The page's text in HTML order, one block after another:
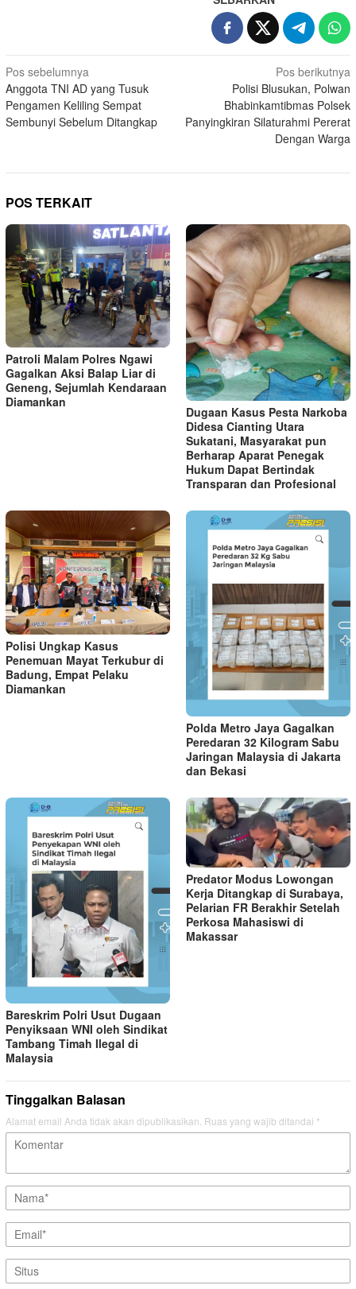
Navigasi
pos
Pos sebelumnya
Anggota TNI AD yang Tusuk
Pengamen Keliling Sempat
Sembunyi Sebelum Ditangkap
Pos berikutnya
Polisi Blusukan, Polwan
Bhabinkamtibmas Polsek
Panyingkiran Silaturahmi Pererat
Dengan Warga
POS TERKAIT
Patroli Malam Polres Ngawi
Gagalkan Aksi Balap Liar di
Geneng, Sejumlah Kendaraan
Diamankan
Dugaan Kasus Pesta Narkoba
Didesa Cianting Utara
Sukatani, Masyarakat pun
Berharap Aparat Penegak
Hukum Dapat Bertindak
Transparan dan Profesional
Polisi Ungkap Kasus
Penemuan Mayat Terkubur di
Badung, Empat Pelaku
Diamankan
Polda Metro Jaya Gagalkan
Peredaran 32 Kilogram Sabu
Jaringan Malaysia di Jakarta
dan Bekasi
Bareskrim Polri Usut Dugaan
Penyiksaan WNI oleh Sindikat
Tambang Timah Ilegal di
Malaysia
Predator Modus Lowongan
Kerja Ditangkap di Surabaya,
Pelarian FR Berakhir Setelah
Perkosa Mahasiswi di
Makassar
Tinggalkan Balasan
Alamat email Anda tidak akan dipublikasikan. Ruas yang wajib ditandai *